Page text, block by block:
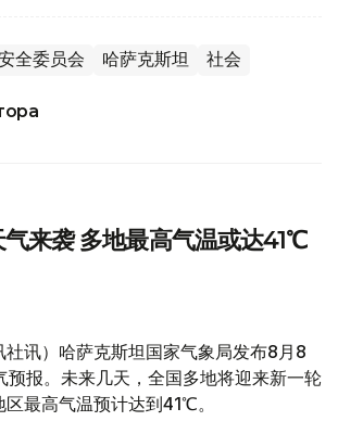
全委员会 哈萨克斯坦 社会
来袭 多地最高气温或达41℃
社讯）哈萨克斯坦国家气象局发布8月8
预报。未来几天，全国多地将迎来新一轮
最高气温预计达到41℃。